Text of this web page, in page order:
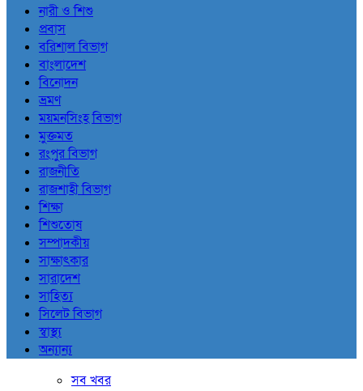
নারী ও শিশু
প্রবাস
বরিশাল বিভাগ
বাংলাদেশ
বিনোদন
ভ্রমণ
ময়মনসিংহ বিভাগ
মুক্তমত
রংপুর বিভাগ
রাজনীতি
রাজশাহী বিভাগ
শিক্ষা
শিশুতোষ
সম্পাদকীয়
সাক্ষাৎকার
সারাদেশ
সাহিত্য
সিলেট বিভাগ
স্বাস্থ্য
অন্যান্য
সব খবর